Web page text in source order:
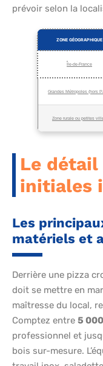
prévoir selon la
ZONE GÉOGRAPHIQUE
Île-de-France
Grandes Métropoles (hors
Zone rurale ou petites
Le détail
initiales
Les
matériels et
Derrière une pizza
doit se mettre en
maîtresse du local,
Comptez entre 5
professionnel et
bois sur-mesure.